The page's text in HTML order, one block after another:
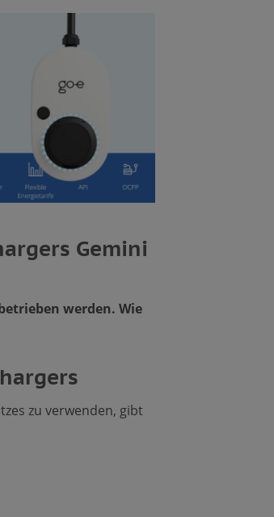
Gemini
werden. Wie
zu verwenden, gibt